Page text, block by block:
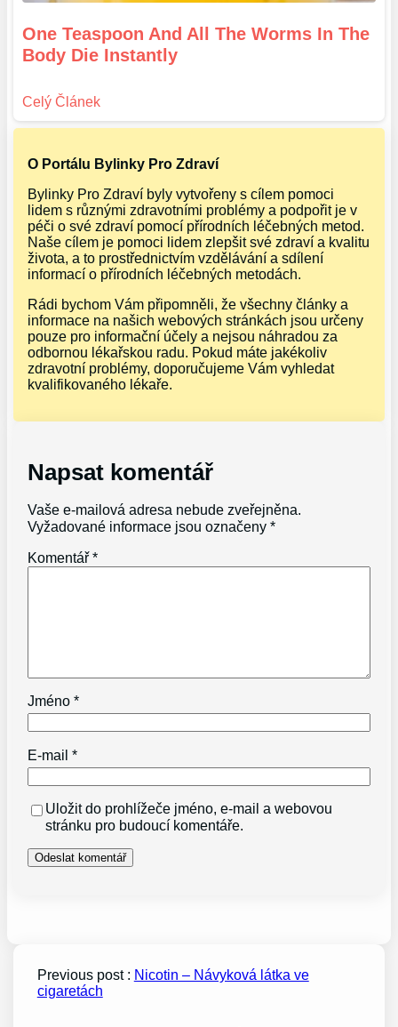
One Teaspoon And All The Worms In The
Body Die Instantly
O Portálu Bylinky Pro Zdraví
Bylinky Pro Zdraví byly vytvořeny s cílem pomoci
lidem s různými zdravotními problémy a podpořit je v
péči o své zdraví pomocí přírodních léčebných metod.
Naše cílem je pomoci lidem zlepšit své zdraví a kvalitu
života, a to prostřednictvím vzdělávání a sdílení
informací o přírodních léčebných metodách.
Rádi bychom Vám připomněli, že všechny články a
informace na našich webových stránkách jsou určeny
pouze pro informační účely a nejsou náhradou za
odbornou lékařskou radu. Pokud máte jakékoliv
zdravotní problémy, doporučujeme Vám vyhledat
kvalifikovaného lékaře.
Napsat komentář
Vaše e-mailová adresa nebude zveřejněna.
Vyžadované informace jsou označeny*
Komentář*
Jméno*
E-mail*
Uložit do prohlížeče jméno, e-mail a webovou
stránku pro budoucí komentáře.
Previous post : Nicotin – Návyková látka ve
cigaretách